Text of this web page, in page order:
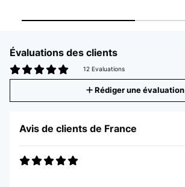
Évaluations des clients
12 Evaluations
Rédiger une évaluation
Avis de clients de France